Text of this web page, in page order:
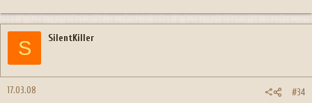
S SilentKiller
17.03.08 #34